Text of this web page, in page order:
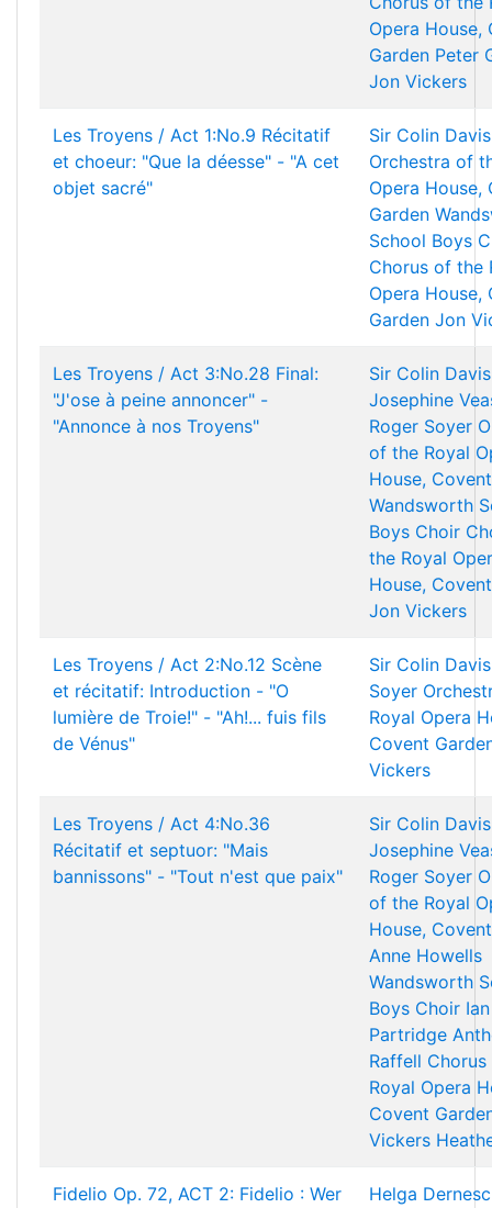
Opera House,
Garden Peter
Jon Vickers
Les Troyens / Act 1:No.9 Récitatif
et choeur: "Que la déesse" - "A cet
objet sacré"
Sir Colin Davis
Orchestra of
Opera House,
Garden
School Boys
Chorus of the
Opera House,
Garden Jon
Les Troyens / Act 3:No.28 Final:
"J'ose à peine annoncer" -
"Annonce à nos Troyens"
Sir Colin Davis
Josephine
Roger Soyer
of the Royal
House,
Wandsworth
Boys Choir
the Royal
House,
Jon Vickers
Les Troyens / Act 2:No.12 Scène
et récitatif: Introduction - "O
lumière de Troie!" - "Ah!... fuis fils
de Vénus"
Sir Colin Davis
Soyer
Royal Opera
Covent
Vickers
Les Troyens / Act 4:No.36
Récitatif et septuor: "Mais
bannissons" - "Tout n'est que paix"
Sir Colin Davis
Josephine
Roger Soyer
of the Royal
House,
Anne Howells
Wandsworth
Boys Choir Ian
Partridge
Raffell
Royal Opera
Covent
Vickers
Fidelio Op. 72, ACT 2: Fidelio : Wer
Helga